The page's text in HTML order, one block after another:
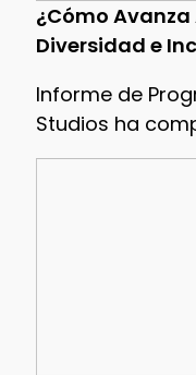
¿Cómo Avanza
Diversidad e
Informe de
Studios ha